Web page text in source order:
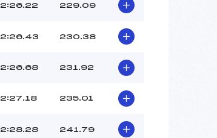
JOLAIS ADRIEN (DA)
-4
2:26.22 229.09
2:26.43 230.38
2:26.68 231.92
2:27.18 235.01
2:28.28 241.79